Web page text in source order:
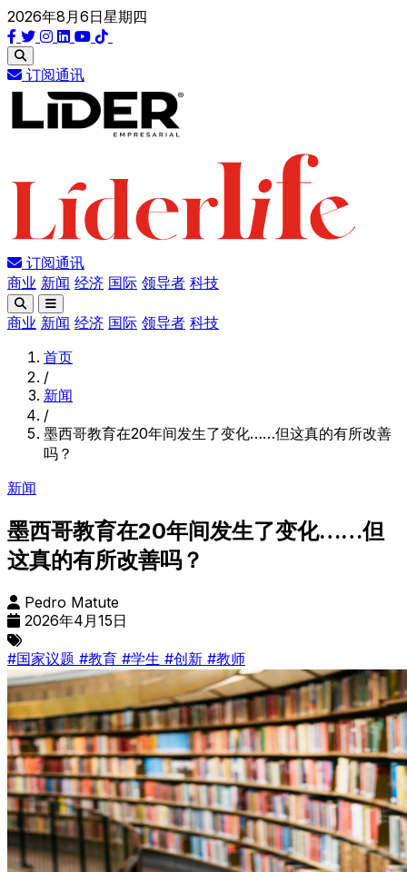
2026年8月6日星期四
订阅通讯
订阅通讯
商业 新闻 经济 国际 领导者 科技
商业 新闻 经济 国际 领导者 科技
首页
/
新闻
/
墨西哥教育在20年间发生了变化……但这真的有所改善
吗？
新闻
墨西哥教育在20年间发生了变化……但
这真的有所改善吗？
Pedro Matute
2026年4月15日
#国家议题 #教育 #学生 #创新 #教师